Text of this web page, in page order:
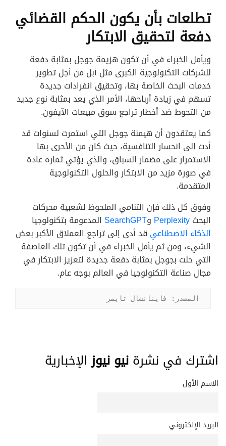
تطلعات بأن يكون الحكم القضائي
دفعة لتحقيق الابتكار
ويأمل الخبراء في أن تكون هزيمة جوجل بمثابة دفعة
للشركات التكنولوجية الكبرى مثل أبل من أجل تطوير
خدمات البحث الخاصة بها، وتحقيق انفرادات جديدة
تسهم في زيادة أرباحها، الأمر الذي يعد بمثابة نوع جديد
من التحوط ضد أخطار تراجع سوق مبيعات الآيفون.
كما يعتقدون أن هيمنة جوجل التي استمرت لسنوات قد
أدت إلى انحسار التنافسية، حيث كان من الأحرى بها
الاستمرار على مضمار السباق، والذي يؤتي ثماره عادة
في صورة مزيد من الابتكار والحلول التكنولوجية
المتقدمة.
وفوق كل ذلك فإن التنامي الملحوظ لشعبية محركات
البحثPerplexity وSearchGPT المدعومة بتكنولوجيا
الذكاء الاصطناعي قد أدى إلى تراجع العملاق الأكبر بعض
الشيء، ومن ثم يأمل الخبراء في أن تكون تلك العاصفة
التي حلت بجوجل بمثابة دفعة جديدة لتعزيز الابتكار في
مجال صناعة التكنولوجيا في العالم بوجه عام.
المصدر: فاينانشال تايمز
اشترك في نشرةنيو نيوزالإخبارية
الاسم الأول
البريد الإلكتروني